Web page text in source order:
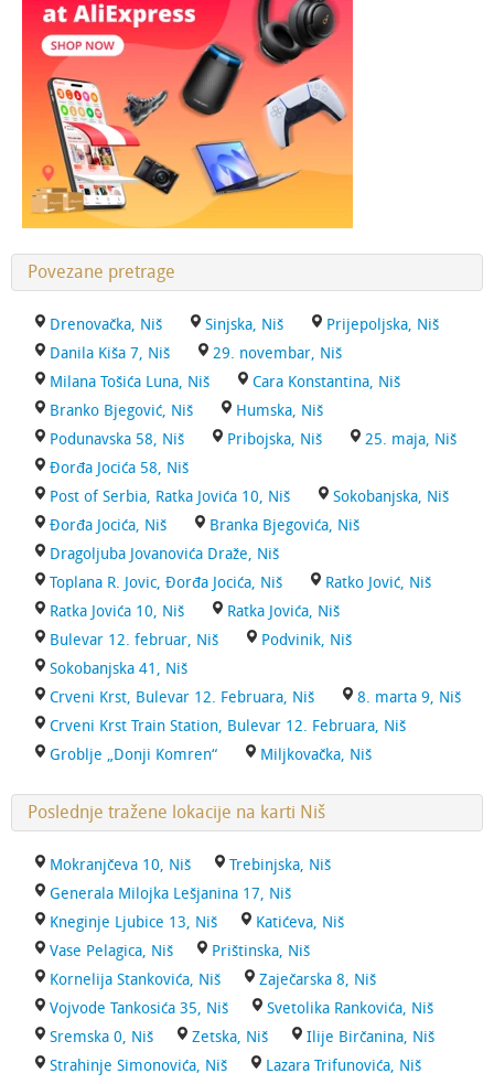
Povezane pretrage
Drenovačka, Niš Sinjska, Niš
Prijepoljska, Niš
Danila Kiša 7, Niš
29. novembar, Niš
Milana Tošića Luna, Niš
Cara Konstantina, Niš
Branko Bjegović, Niš
Humska, Niš
Podunavska 58, Niš
Pribojska, Niš
25. maja, Niš
Đorđa Jocića 58, Niš
Post of Serbia, Ratka Jovića 10, Niš
Sokobanjska, Niš
Đorđa Jocića, Niš
Branka Bjegovića, Niš
Dragoljuba Jovanovića Draže, Niš
Toplana R. Jovic, Đorđa Jocića, Niš
Ratko Jović, Niš
Ratka Jovića 10, Niš
Ratka Jovića, Niš
Bulevar 12. februar, Niš
Podvinik, Niš
Sokobanjska 41, Niš
Crveni Krst, Bulevar 12. Februara, Niš
8. marta 9, Niš
Crveni Krst Train Station, Bulevar 12. Februara, Niš
Groblje „Donji Komren“
Miljkovačka, Niš
Poslednje tražene lokacije na karti Niš
Mokranjčeva 10, Niš
Trebinjska, Niš
Generala Milojka Lešjanina 17, Niš
Kneginje Ljubice 13, Niš
Katićeva, Niš
Vase Pelagica, Niš
Prištinska, Niš
Kornelija Stankovića, Niš
Zaječarska 8, Niš
Vojvode Tankosića 35, Niš
Svetolika Rankovića, Niš
Sremska 0, Niš
Zetska, Niš
Ilije Birčanina, Niš
Strahinje Simonovića, Niš
Lazara Trifunovića, Niš